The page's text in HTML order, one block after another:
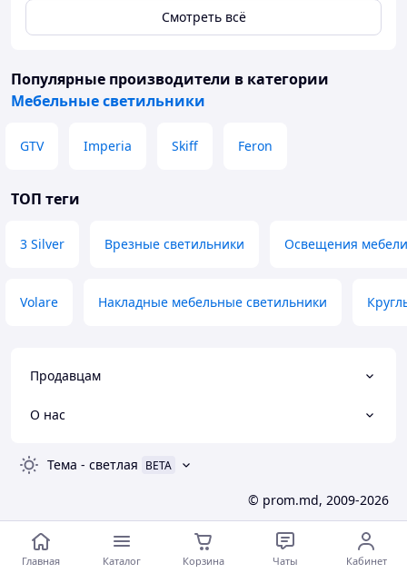
Смотреть всё
Популярные производители в категории
Мебельные светильники
GTV Imperia Skiff Feron
ТОП теги
3 Silver Врезные светильники Освещения мебели
Volare Накладные мебельные светильники
Продавцам
О нас
Тема - светлая BETA
© prom.md, 2009-2026
Главная Каталог Корзина Чаты Кабинет